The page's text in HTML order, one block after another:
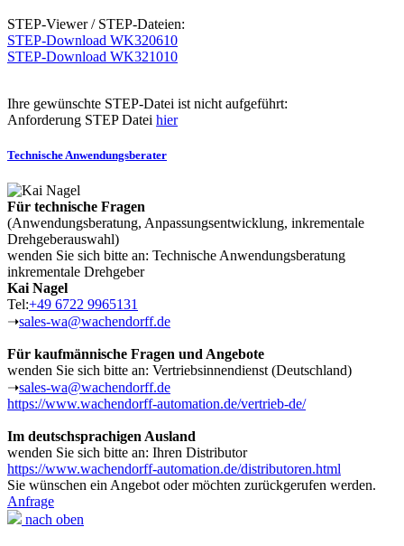
STEP-Viewer / STEP-Dateien:
STEP-Download WK320610
STEP-Download WK321010
Ihre gewünschte STEP-Datei ist nicht aufgeführt:
Anforderung STEP Datei hier
Technische Anwendungsberater
Für technische Fragen
(Anwendungsberatung, Anpassungsentwicklung, inkrementale
Drehgeberauswahl)
wenden Sie sich bitte an: Technische Anwendungsberatung
inkrementale Drehgeber
Kai Nagel
Tel:+49 6722 9965131
➝sales-wa@wachendorff.de
Für kaufmännische Fragen und Angebote
wenden Sie sich bitte an: Vertriebsinnendienst (Deutschland)
➝sales-wa@wachendorff.de
https://www.wachendorff-automation.de/vertrieb-de/
Im deutschsprachigen Ausland
wenden Sie sich bitte an: Ihren Distributor
https://www.wachendorff-automation.de/distributoren.html
Sie wünschen ein Angebot oder möchten zurückgerufen werden.
Anfrage
nach oben